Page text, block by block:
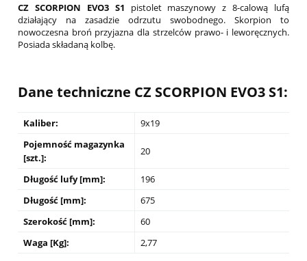
CZ SCORPION EVO3 S1 pistolet maszynowy z 8-calową lufą
działający na zasadzie odrzutu swobodnego. Skorpion to
nowoczesna broń przyjazna dla strzelców prawo- i leworęcznych.
Posiada składaną kolbę.
Dane techniczne CZ SCORPION EVO3 S1:
Kaliber:
9x19
Pojemność magazynka
[szt.]:
20
Długość lufy [mm]:
196
Długość [mm]:
675
Szerokość [mm]:
60
Waga [Kg]:
2,77